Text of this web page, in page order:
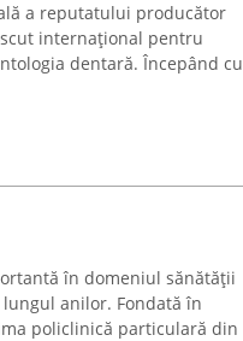
a reputatului producător
internațional pentru
dentară. Începând cu
în domeniul sănătății
anilor. Fondată în
policlinică particulară din